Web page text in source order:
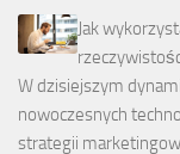
Jak
W dzisiejszym
nowoczesnych
strategii